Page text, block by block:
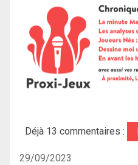
Déjà 13 commentaires :
29/09/2023